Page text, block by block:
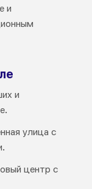
и
и
улица с
центр с